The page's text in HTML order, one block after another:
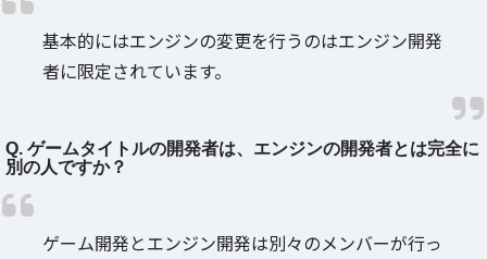
基本的にはエンジンの変更を行うのはエンジン開発
者に限定されています。
Q. ゲームタイトルの開発者は、エンジンの開発者とは完全に
別の人ですか？
ゲーム開発とエンジン開発は別々のメンバーが行っ